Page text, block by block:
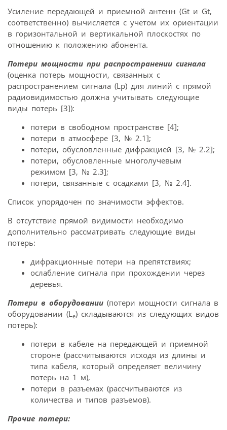
Усиление передающей и приемной антенн (Gt и Gt,
соответственно) вычисляется с учетом их ориентации
в горизонтальной и вертикальной плоскостях по
отношению к положению абонента.
Потери мощности при распространении сигнала
(оценка потерь мощности, связанных с
распространением сигнала (Lp) для линий с прямой
радиовидимостью должна учитывать следующие
виды потерь [3]):
потери в свободном пространстве [4];
потери в атмосфере [3, № 2.1];
потери, обусловленные дифракцией [3, № 2.2];
потери, обусловленные многолучевым
режимом [3, № 2.3];
потери, связанные с осадками [3, № 2.4].
Список упорядочен по значимости эффектов.
В отсутствие прямой видимости необходимо
дополнительно рассматривать следующие виды
потерь:
дифракционные потери на препятствиях;
ослабление сигнала при прохождении через
деревья.
Потери в оборудовании (потери мощности сигнала в
оборудовании (L e) складываются из следующих видов
потерь):
потери в кабеле на передающей и приемной
стороне (рассчитываются исходя из длины и
типа кабеля, который определяет величину
потерь на 1 м),
потери в разъемах (рассчитываются из
количества и типов разъемов).
Прочие потери: